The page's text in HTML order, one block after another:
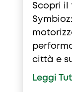
Scopri il
città e
Leggi